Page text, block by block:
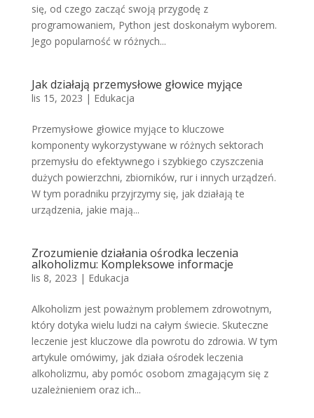
się, od czego zacząć swoją przygodę z
programowaniem, Python jest doskonałym wyborem.
Jego popularność w różnych...
Jak działają przemysłowe głowice myjące
lis 15, 2023 | Edukacja
Przemysłowe głowice myjące to kluczowe
komponenty wykorzystywane w różnych sektorach
przemysłu do efektywnego i szybkiego czyszczenia
dużych powierzchni, zbiorników, rur i innych urządzeń.
W tym poradniku przyjrzymy się, jak działają te
urządzenia, jakie mają...
Zrozumienie działania ośrodka leczenia
alkoholizmu: Kompleksowe informacje
lis 8, 2023 | Edukacja
Alkoholizm jest poważnym problemem zdrowotnym,
który dotyka wielu ludzi na całym świecie. Skuteczne
leczenie jest kluczowe dla powrotu do zdrowia. W tym
artykule omówimy, jak działa ośrodek leczenia
alkoholizmu, aby pomóc osobom zmagającym się z
uzależnieniem oraz ich...